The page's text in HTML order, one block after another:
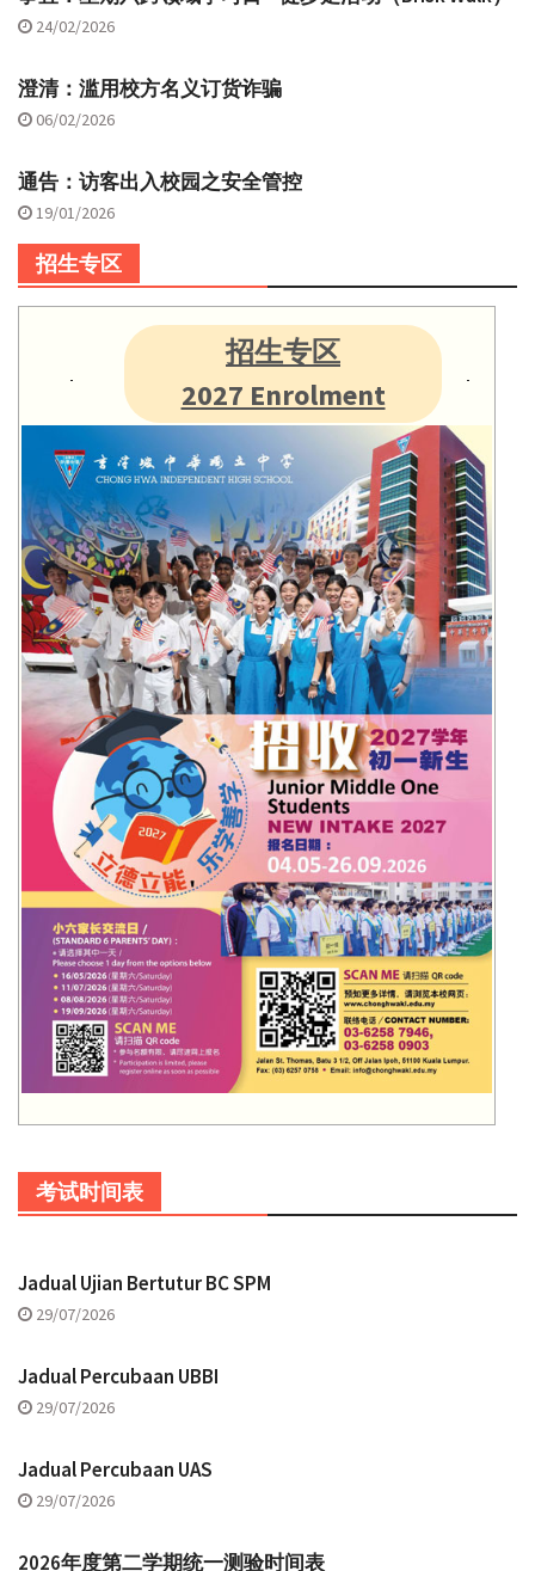
24/02/2026
澄清：滥用校方名义订货诈骗
06/02/2026
通告：访客出入校园之安全管控
19/01/2026
招生专区
招生专区
2027 Enrolment
考试时间表
Jadual Ujian Bertutur BC SPM
29/07/2026
Jadual Percubaan UBBI
29/07/2026
Jadual Percubaan UAS
29/07/2026
2026年度第二学期统一测验时间表